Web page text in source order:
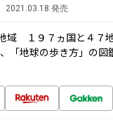
2021.03.18 発売
域 １９７ヵ国と４７
「地球の歩き方」の図